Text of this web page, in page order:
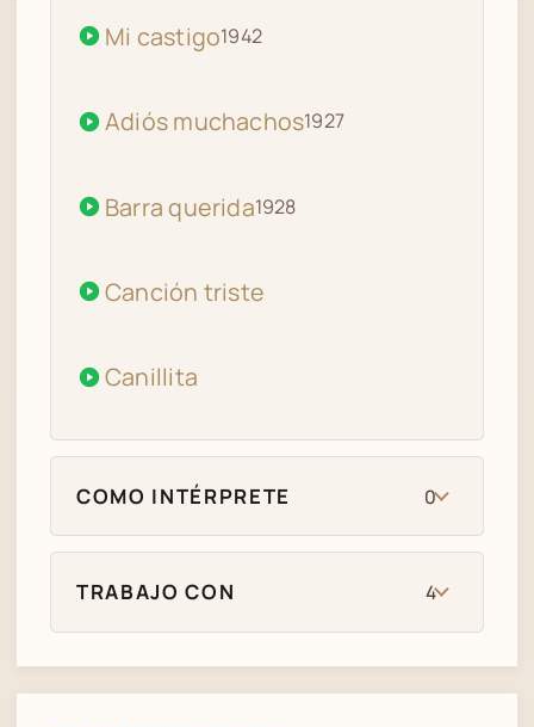
Mi castigo1942
Adiós muchachos1927
Barra querida1928
Canción triste
Canillita
COMO INTÉRPRETE 0
TRABAJO CON 4